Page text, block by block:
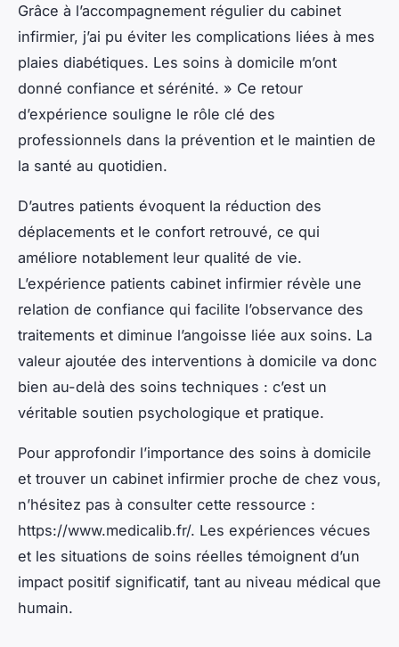
Grâce à l’accompagnement régulier du cabinet
infirmier, j’ai pu éviter les complications liées à mes
plaies diabétiques. Les soins à domicile m’ont
donné confiance et sérénité. » Ce retour
d’expérience souligne le rôle clé des
professionnels dans la prévention et le maintien de
la santé au quotidien.
D’autres patients évoquent la réduction des
déplacements et le confort retrouvé, ce qui
améliore notablement leur qualité de vie.
L’expérience patients cabinet infirmier révèle une
relation de confiance qui facilite l’observance des
traitements et diminue l’angoisse liée aux soins. La
valeur ajoutée des interventions à domicile va donc
bien au-delà des soins techniques : c’est un
véritable soutien psychologique et pratique.
Pour approfondir l’importance des soins à domicile
et trouver un cabinet infirmier proche de chez vous,
n’hésitez pas à consulter cette ressource :
https://www.medicalib.fr/. Les expériences vécues
et les situations de soins réelles témoignent d’un
impact positif significatif, tant au niveau médical que
humain.